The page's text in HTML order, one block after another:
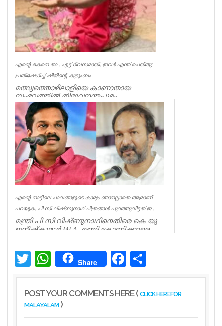
എന്റെ മകനെ താ.. എട്ട് ദിവസമായി, ഇവര്‍ എന്ത് ചെയ്തു;
പ്രതിഷേധിച്ച് ഷിജിന്റെ കുടുംബം
മത്സ്യത്തൊഴിലാളിയെ കാണാതായ
സംഭവത്തില്‍ തിരുവനന്തപുരം
മുതലപ്പൊഴിയില്‍ പ്രതിഷേധം ശക്തം.
കാണാതായ ഷിജിന...
Kerala
എന്റെ നാട്ടിലെ പാവങ്ങളുടെ കാര്യം ഞാനല്ലാതെ ആരാണ്
പറയുക, പി സി വിഷ്‌ണുനാഥ് ചിത്രങ്ങൾ പുറത്തുവിട്ടത് ജ...
മന്ത്രി പി സി വിഷ്ണുനാഥിനെതിരെ കെ യു
ജനീഷ്കുമാർ MLA. മന്ത്രി കോന്നിക്കാരെ
Kerala
Twitter WhatsAppShare Facebook
POST YOUR COMMENTS HERE ( CLICK HERE FOR
MALAYALAM)